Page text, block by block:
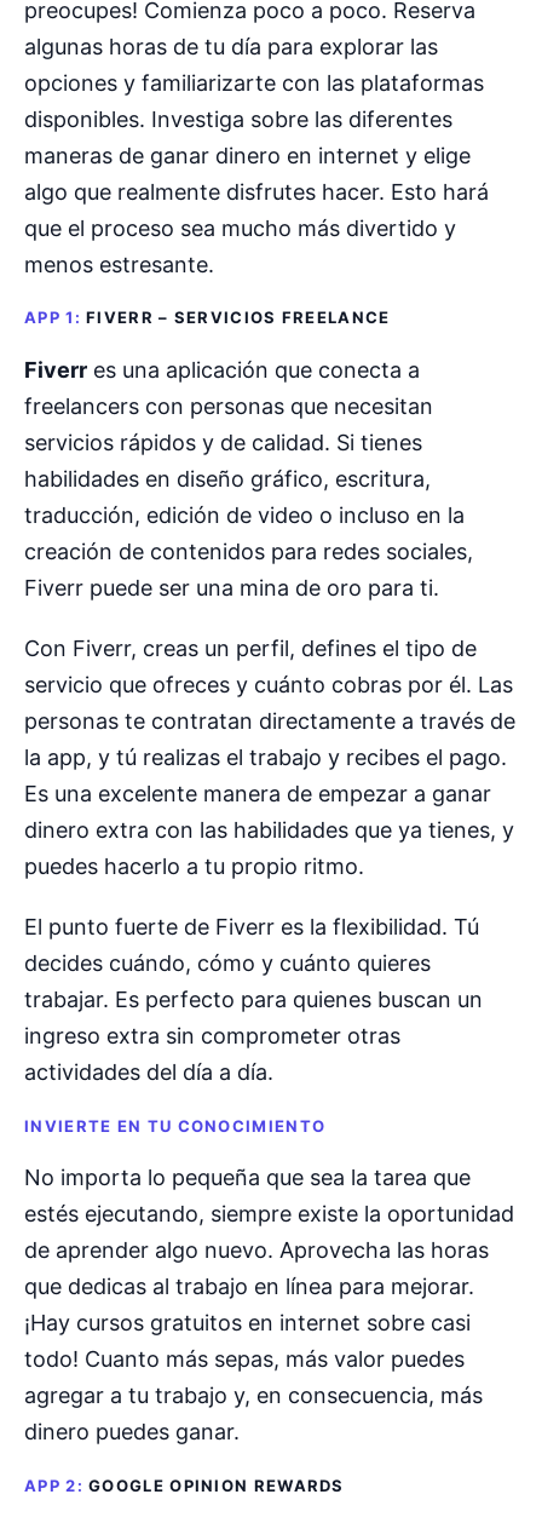
preocupes! Comienza poco a poco. Reserva
algunas horas de tu día para explorar las
opciones y familiarizarte con las plataformas
disponibles. Investiga sobre las diferentes
maneras de ganar dinero en internet y elige
algo que realmente disfrutes hacer. Esto hará
que el proceso sea mucho más divertido y
menos estresante.
APP 1:FIVERR – SERVICIOS FREELANCE
Fiverr es una aplicación que conecta a
freelancers con personas que necesitan
servicios rápidos y de calidad. Si tienes
habilidades en diseño gráfico, escritura,
traducción, edición de video o incluso en la
creación de contenidos para redes sociales,
Fiverr puede ser una mina de oro para ti.
Con Fiverr, creas un perfil, defines el tipo de
servicio que ofreces y cuánto cobras por él. Las
personas te contratan directamente a través de
la app, y tú realizas el trabajo y recibes el pago.
Es una excelente manera de empezar a ganar
dinero extra con las habilidades que ya tienes, y
puedes hacerlo a tu propio ritmo.
El punto fuerte de Fiverr es la flexibilidad. Tú
decides cuándo, cómo y cuánto quieres
trabajar. Es perfecto para quienes buscan un
ingreso extra sin comprometer otras
actividades del día a día.
INVIERTE EN TU CONOCIMIENTO
No importa lo pequeña que sea la tarea que
estés ejecutando, siempre existe la oportunidad
de aprender algo nuevo. Aprovecha las horas
que dedicas al trabajo en línea para mejorar.
¡Hay cursos gratuitos en internet sobre casi
todo! Cuanto más sepas, más valor puedes
agregar a tu trabajo y, en consecuencia, más
dinero puedes ganar.
APP 2:GOOGLE OPINION REWARDS